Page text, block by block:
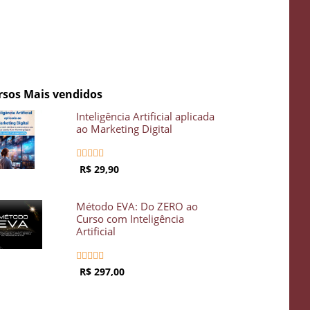
Mais vendidos
Inteligência Artificial aplicada
ao Marketing Digital
    
R$ 29,90
Método EVA: Do ZERO ao
Curso com Inteligência
Artificial
    
R$ 297,00